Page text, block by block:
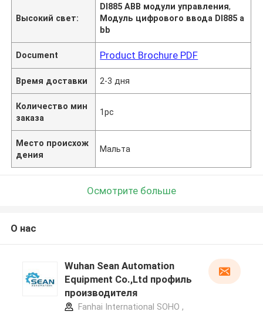
Высокий свет:
DI885 ABB модули управления,
Модуль цифрового ввода DI885 a
bb
Document Product Brochure PDF
Время доставки 2-3 дня
Количество мин
заказа
1pc
Место происхож
дения
Мальта
Осмотрите больше
О нас
Wuhan Sean Automation
Equipment Co.,Ltd профиль
производителя
Fanhai International SOHO ,